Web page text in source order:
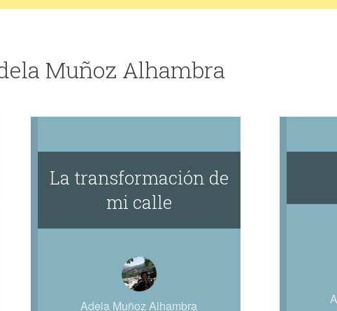
Muñoz Alhambra
La transformación de
mi calle
Adela Muñoz Alhambra